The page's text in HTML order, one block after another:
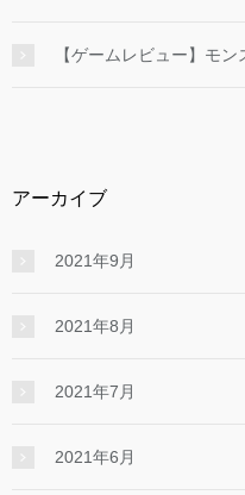
【ゲームレビュー】モ
アーカイブ
2021年9月
2021年8月
2021年7月
2021年6月